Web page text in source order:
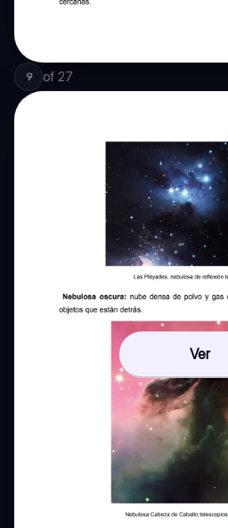
9 of 27
Ver